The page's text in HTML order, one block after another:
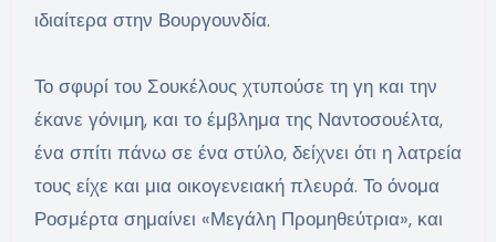
ιδιαίτερα στην Βουργουνδία.
Το σφυρί του Σουκέλους χτυπούσε τη γη και την
έκανε γόνιμη, και το έμβλημα της Ναντοσουέλτα,
ένα σπίτι πάνω σε ένα στύλο, δείχνει ότι η λατρεία
τους είχε και μια οικογενειακή πλευρά. Το όνομα
Ροσμέρτα σημαίνει «Μεγάλη Προμηθεύτρια», και